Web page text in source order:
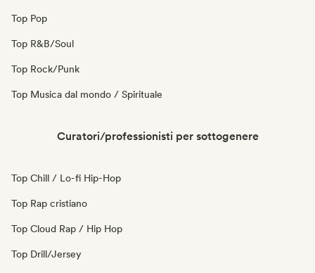
Top Pop
Top R&B/Soul
Top Rock/Punk
Top Musica dal mondo / Spirituale
Curatori/professionisti per sottogenere
Top Chill / Lo-fi Hip-Hop
Top Rap cristiano
Top Cloud Rap / Hip Hop
Top Drill/Jersey